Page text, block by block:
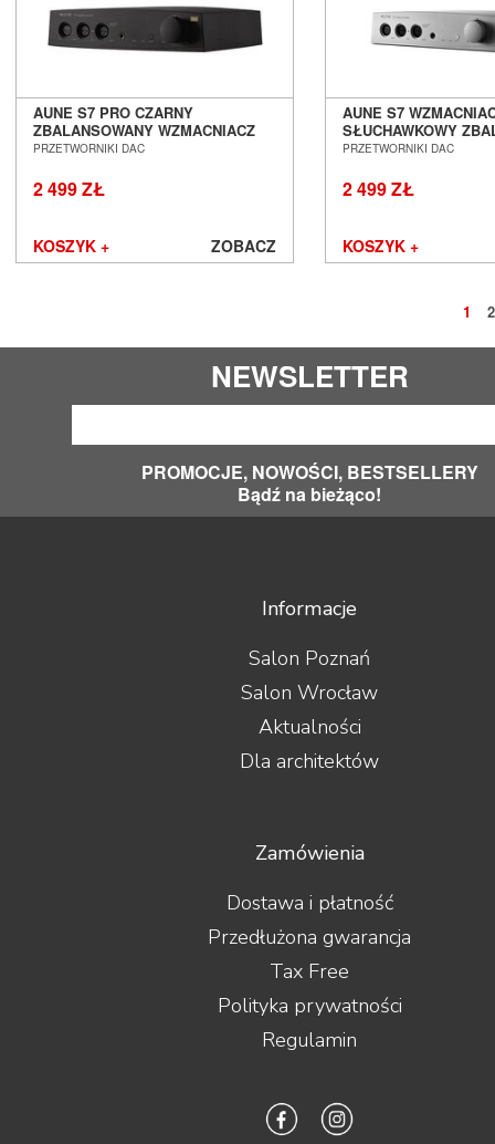
AUNE S7 PRO CZARNY
ZBALANSOWANY WZMACNIACZ
SŁUCHAWKOWY SALON POZNAŃ
PRZETWORNIKI DAC
2 499 ZŁ
KOSZYK + ZOBACZ
AUNE S7
SŁUCHAWKOWY
SALON POZNAŃ
PRZETWORNIKI DAC
2 499 ZŁ
KOSZYK +
1 2
NEWSLETTER
PROMOCJE, NOWOŚCI, BESTSELLERY
Bądź na bieżąco!
Informacje
Salon Poznań
Salon Wrocław
Aktualności
Dla architektów
Zamówienia
Dostawa i płatność
Przedłużona gwarancja
Tax Free
Polityka prywatności
Regulamin